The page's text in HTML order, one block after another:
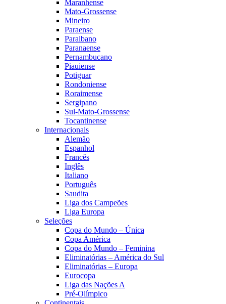
Maranhense
Mato-Grossense
Mineiro
Paraense
Paraibano
Paranaense
Pernambucano
Piauiense
Potiguar
Rondoniense
Roraimense
Sergipano
Sul-Mato-Grossense
Tocantinense
Internacionais
Alemão
Espanhol
Francês
Inglês
Italiano
Português
Saudita
Liga dos Campeões
Liga Europa
Seleções
Copa do Mundo – Única
Copa América
Copa do Mundo – Feminina
Eliminatórias – América do Sul
Eliminatórias – Europa
Eurocopa
Liga das Nações A
Pré-Olímpico